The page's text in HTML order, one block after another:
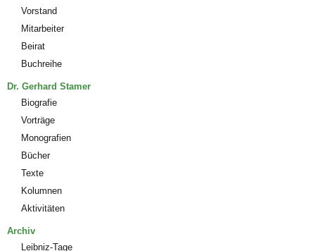
Vorstand
Mitarbeiter
Beirat
Buchreihe
Dr. Gerhard Stamer
Biografie
Vorträge
Monografien
Bücher
Texte
Kolumnen
Aktivitäten
Archiv
Leibniz-Tage